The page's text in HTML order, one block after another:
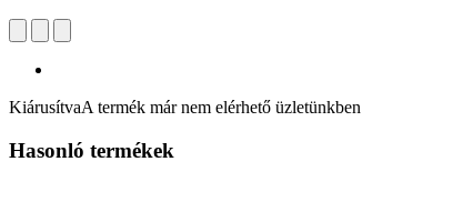
KiárusítvaA termék már nem elérhető üzletünkben
Hasonló termékek